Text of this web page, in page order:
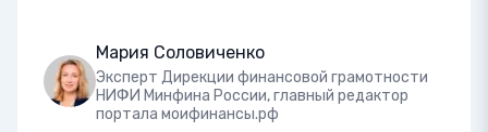
Мария Соловиченко
Эксперт Дирекции финансовой грамотности
НИФИ Минфина России, главный редактор
портала моифинансы.рф